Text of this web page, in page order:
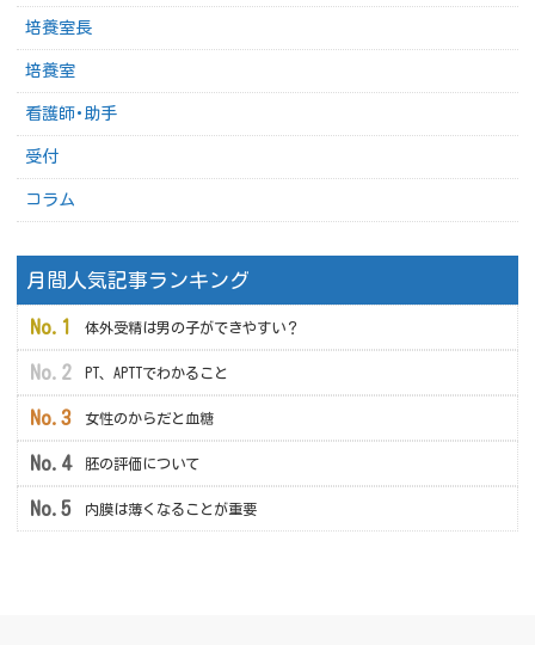
培養室長
培養室
看護師･助手
受付
コラム
月間人気記事ランキング
体外受精は男の子ができやすい？
PT、APTTでわかること
女性のからだと血糖
胚の評価について
内膜は薄くなることが重要